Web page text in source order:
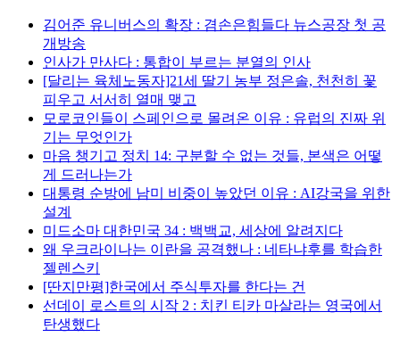
김어준 유니버스의 확장 : 겸손은힘들다 뉴스공장 첫 공
개방송
인사가 만사다 : 통합이 부르는 분열의 인사
[달리는 육체노동자]21세 딸기 농부 정은솔, 천천히 꽃
피우고 서서히 열매 맺고
모로코인들이 스페인으로 몰려온 이유 : 유럽의 진짜 위
기는 무엇인가
마음 챙기고 정치 14: 구분할 수 없는 것들, 본색은 어떻
게 드러나는가
대통령 순방에 남미 비중이 높았던 이유 : AI강국을 위한
설계
미드소마 대한민국 34 : 백백교, 세상에 알려지다
왜 우크라이나는 이란을 공격했나 : 네타냐후를 학습한
젤렌스키
[딴지만평]한국에서 주식투자를 한다는 건
선데이 로스트의 시작 2 : 치킨 티카 마살라는 영국에서
탄생했다